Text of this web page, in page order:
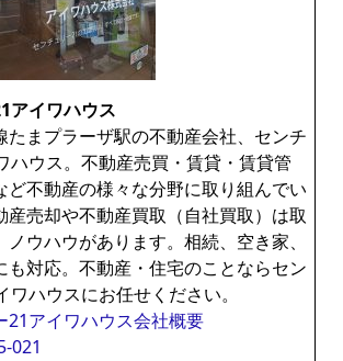
アイワハウス
たまプラーザ駅の不動産会社、センチ
ハウス。不動産売買・賃貸・賃貸管
ど不動産の様々な分野に取り組んでい
産売却や不動産買取（自社買取）は取
ノウハウがあります。相続、空き家、
も対応。不動産・住宅のことならセン
ハウスにお任せください。
アイワハウス会社概要
021